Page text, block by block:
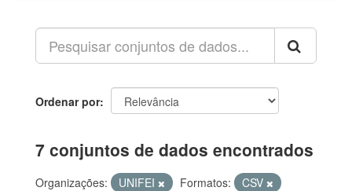
Ordenar por
7 conjuntos de dados encontrados
Organizações: UNIFEI Formatos:
CSV